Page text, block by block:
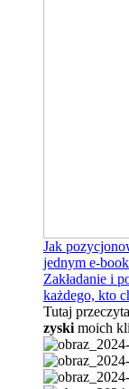
Jak
jednym e-
Zakładanie i
każdego, kto
Tutaj
zyski moich